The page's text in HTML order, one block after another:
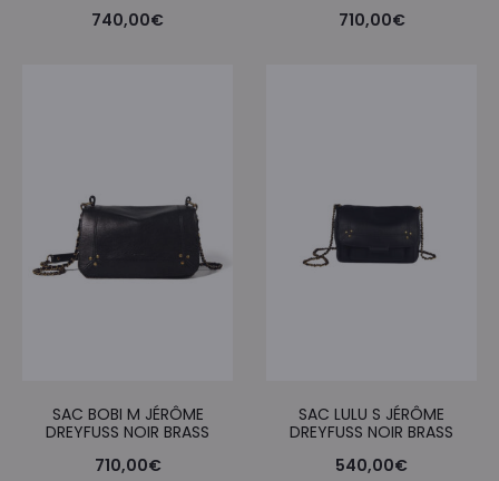
740,00€
710,00€
SAC BOBI M JÉRÔME
DREYFUSS NOIR BRASS
710,00€
SAC LULU S JÉRÔME
DREYFUSS NOIR BRASS
540,00€